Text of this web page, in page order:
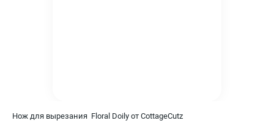
Нож для вырезания Floral Doily от CottageCutz